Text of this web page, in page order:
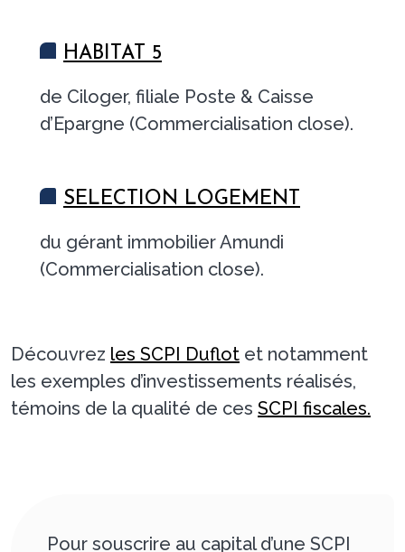
HABITAT 5
de Ciloger, filiale Poste & Caisse
d’Epargne (Commercialisation close).
SELECTION LOGEMENT
du gérant immobilier Amundi
(Commercialisation close).
Découvrez les SCPI Duflot et notamment
les exemples d’investissements réalisés,
témoins de la qualité de ces SCPI fiscales.
Pour souscrire au capital d’une SCPI